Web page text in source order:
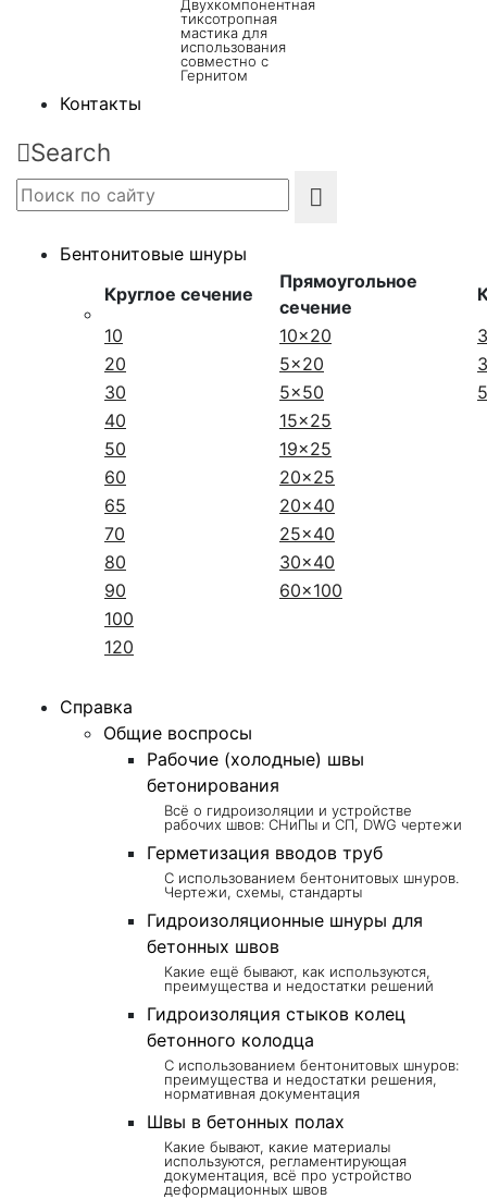
Двухкомпонентная
тиксотропная
мастика для
использования
совместно с
Гернитом
Контакты
Search
Бентонитовые шнуры
Круглое сечение
Прямоугольное
сечение
10
10x20
20
5x20
30
5x50
40
15x25
50
19x25
60
20x25
65
20x40
70
25x40
80
30x40
90
60x100
100
120
Справка
Общие воспросы
Рабочие (холодные) швы
бетонирования
Всё о гидроизоляции и устройстве
рабочих швов: СНиПы и СП, DWG чертежи
Герметизация вводов труб
С использованием бентонитовых шнуров.
Чертежи, схемы, стандарты
Гидроизоляционные шнуры для
бетонных швов
Какие ещё бывают, как используются,
преимущества и недостатки решений
Гидроизоляция стыков колец
бетонного колодца
С использованием бентонитовых шнуров:
преимущества и недостатки решения,
нормативная документация
Швы в бетонных полах
Какие бывают, какие материалы
используются, регламентирующая
документация, всё про устройство
деформационных швов